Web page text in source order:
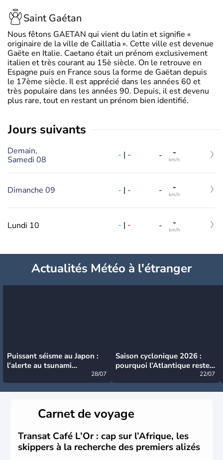
Saint Gaétan
Nous fêtons GAETAN qui vient du latin et signifie «
originaire de la ville de Caillatia ». Cette ville est devenue
Gaëte en Italie. Caetano était un prénom exclusivement
italien et très courant au 15è siècle. On le retrouve en
Espagne puis en France sous la forme de Gaëtan depuis
le 17ème siècle. Il est apprécié dans les années 60 et
très populaire dans les années 90. Depuis, il est devenu
plus rare, tout en restant un prénom bien identifié.
jours suivants
Demain,
Samedi 08
- | - - -
km/h
Dimanche 09 - | - - -
km/h
Lundi 10 - | - - -
km/h
Actualités Météo à l'étranger
Puissant séisme au Japon :
l’alerte au tsunami
28/07
Saison cyclonique 2026 :
pourquoi l’Atlantique reste
22/07
Carnet de voyage
Transat Café L’Or : cap sur l’Afrique, les
skippers à la recherche des premiers alizés